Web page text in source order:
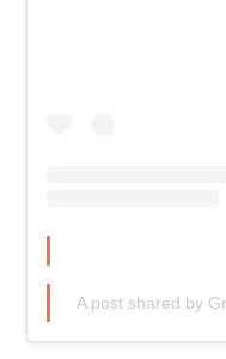
A post shared by